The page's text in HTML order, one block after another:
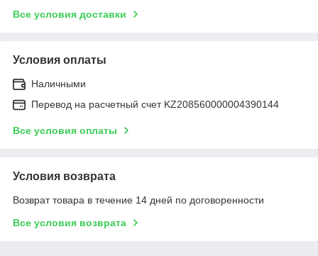
Все условия доставки
Условия оплаты
Наличными
Перевод на расчетный счет KZ208560000004390144
Все условия оплаты
Условия возврата
Возврат товара в течение 14 дней по договоренности
Все условия возврата